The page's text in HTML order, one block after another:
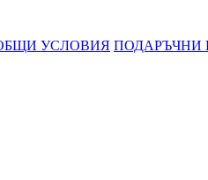
УСЛОВИЯ ПОДАРЪЧНИ